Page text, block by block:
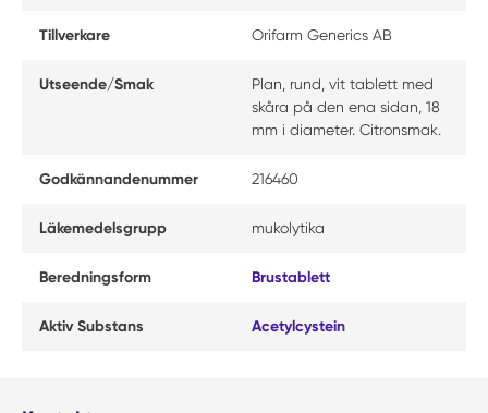
Tillverkare Orifarm Generics AB
Utseende/Smak
Plan, rund, vit tablett med
skåra på den ena sidan, 18
mm i diameter. Citronsmak.
Godkännandenummer 216460
Läkemedelsgrupp mukolytika
Beredningsform Brustablett
Aktiv Substans Acetylcystein